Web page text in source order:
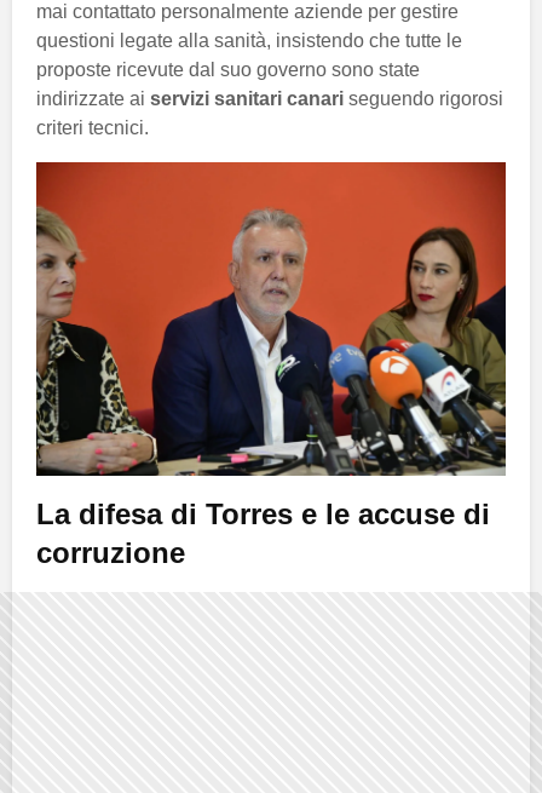
mai contattato personalmente aziende per gestire
questioni legate alla sanità, insistendo che tutte le
proposte ricevute dal suo governo sono state
indirizzate ai servizi sanitari canari seguendo rigorosi
criteri tecnici.
La difesa di Torres e le accuse di
corruzione